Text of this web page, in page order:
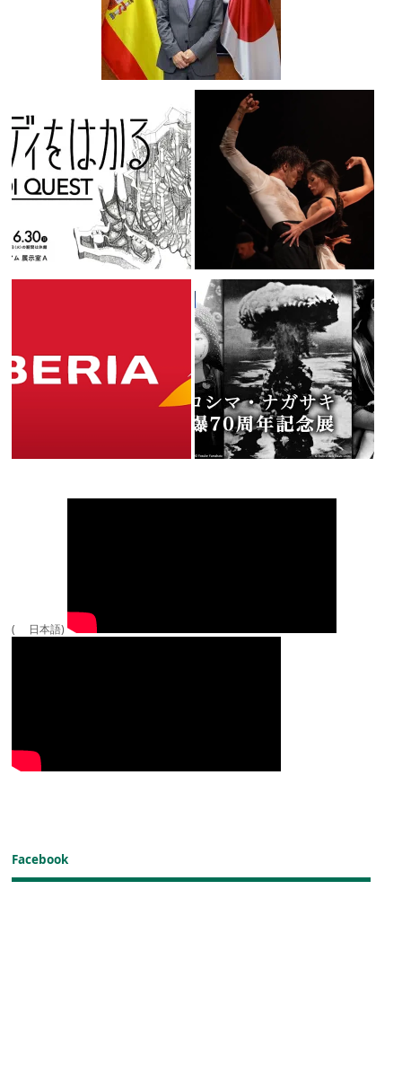
( 日本語)
Facebook